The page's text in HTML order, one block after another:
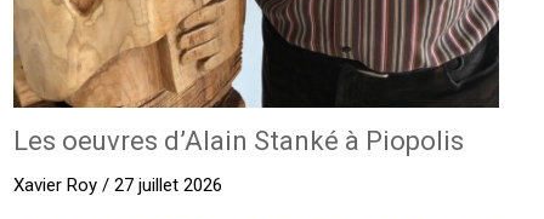
Les oeuvres d’Alain Stanké à Piopolis
Xavier Roy / 27 juillet 2026